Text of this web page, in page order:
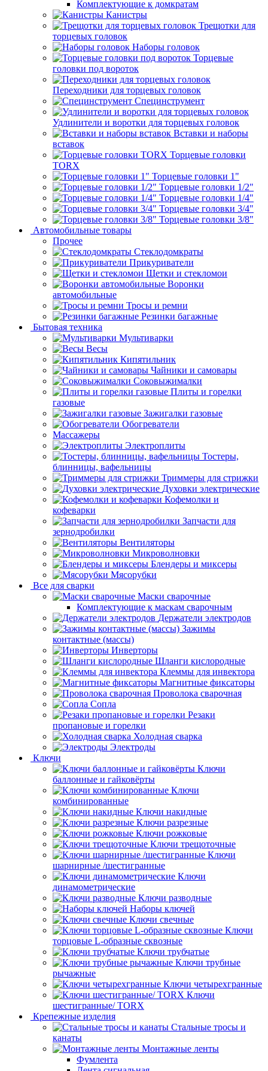
Комплектующие к домкратам
Канистры
Трещотки для
торцевых головок
Наборы головок
Торцевые
головки под вороток
Переходники для торцевых головок
Специнструмент
Удлинители и воротки для торцевых головок
Вставки и наборы
вставок
Торцевые головки
TORX
Торцевые головки 1"
Торцевые головки 1/2"
Торцевые головки 1/4"
Торцевые головки 3/4"
Торцевые головки 3/8"
Автомобильные товары
Прочее
Стеклодомкраты
Прикуриватели
Щетки и стекломои
Воронки
автомобильные
Тросы и ремни
Резинки багажные
Бытовая техника
Мультиварки
Весы
Кипятильник
Чайники и самовары
Соковыжималки
Плиты и горелки
газовые
Зажигалки газовые
Обогреватели
Массажеры
Электроплиты
Тостеры,
блинницы, вафельницы
Триммеры для стрижки
Духовки электрические
Кофемолки и
кофеварки
Запчасти для
зернодробилки
Вентиляторы
Микроволновки
Блендеры и миксеры
Мясорубки
Все для сварки
Маски сварочные
Комплектующие к маскам сварочным
Держатели электродов
Зажимы
контактные (массы)
Инверторы
Шланги кислородные
Клеммы для инвектора
Магнитные фиксаторы
Проволока сварочная
Сопла
Резаки
пропановые и горелки
Холодная сварка
Электроды
Ключи
Ключи
баллонные и гайковёрты
Ключи
комбинированные
Ключи накидные
Ключи разрезные
Ключи рожковые
Ключи трещоточные
Ключи
шарнирные /шестигранные
Ключи
динамометрические
Ключи разводные
Наборы ключей
Ключи свечные
Ключи
торцовые L-образные сквозные
Ключи трубчатые
Ключи трубные
рычажные
Ключи четырехгранные
Ключи
шестигранные/ TORX
Крепежные изделия
Стальные тросы и
канаты
Монтажные ленты
Фумлента